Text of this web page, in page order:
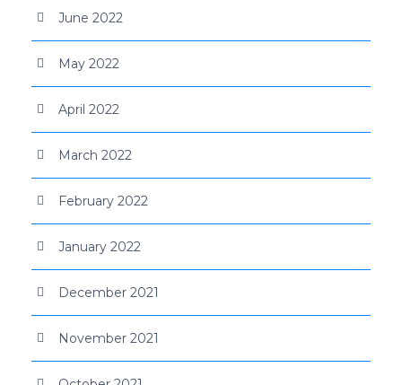
June 2022
May 2022
April 2022
March 2022
February 2022
January 2022
December 2021
November 2021